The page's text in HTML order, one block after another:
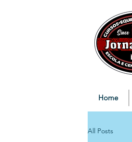
Home
All Posts